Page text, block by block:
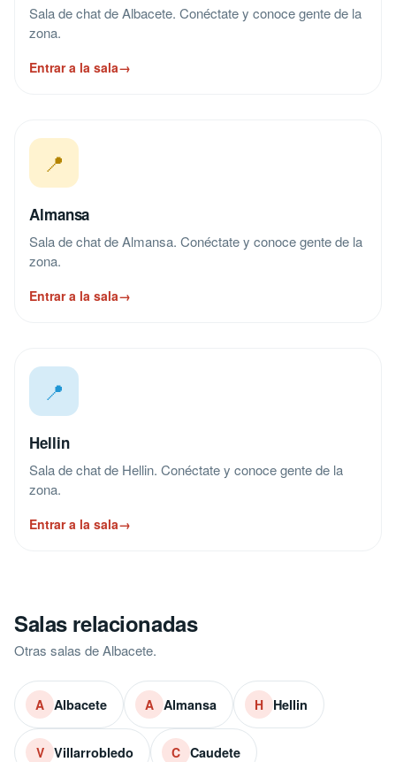
Sala de chat de Albacete. Conéctate y conoce gente de la
zona.
Entrar a la sala→
📍
Almansa
Sala de chat de Almansa. Conéctate y conoce gente de la
zona.
Entrar a la sala→
📍
Hellin
Sala de chat de Hellin. Conéctate y conoce gente de la
zona.
Entrar a la sala→
Salas relacionadas
Otras salas de Albacete.
A Albacete A Almansa H Hellin
V Villarrobledo C Caudete